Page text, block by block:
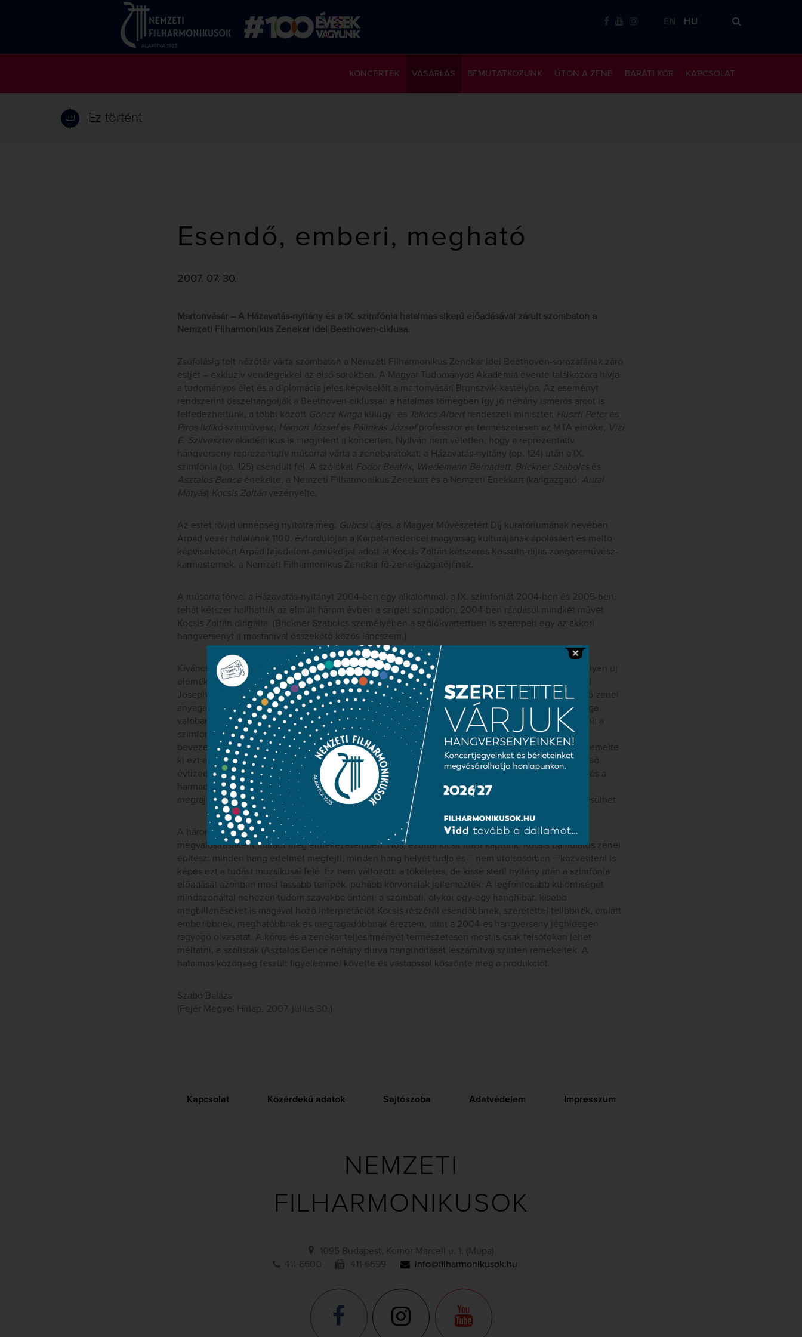
EN HU
KAPCSOLAT
BARÁTI KÖR
ÚTON A ZENE
KONCERTEK VÁSÁRLÁS BEMUTATKOZUNK
Ez történt
Esendő, emberi, megható
2007. 07. 30.
Martonvásár – A Házavatás-nyitány és a IX. szimfónia hatalmas sikerű előadásával zárult szombaton a
Nemzeti Filharmonikus Zenekar idei Beethoven-ciklusa.
Zsúfolásig telt nézőtér várta szombaton a Nemzeti Filharmonikus Zenekar idei Beethoven-sorozatának záró
estjét – exkluzív vendégekkel az első sorokban. A Magyar Tudományos Akadémia évente találkozóra hívja
a tudományos élet és a diplomácia jeles képviselőit a martonvásári Brunszvik-kastélyba. Az eseményt
rendszerint összehangolják a Beethoven-ciklussal: a hatalmas tömegben így jó néhány ismerős arcot is
felfedezhettünk, a többi között Göncz Kinga külügy- és Takács Albert rendészeti miniszter, Huszti Péter és
Piros Ildikó színművész, Hámori József és Pálinkás József professzor és természetesen az MTA elnöke,
Vizi
E. Szilveszter akadémikus is megjelent a koncerten. Nyilván nem véletlen, hogy a reprezentatív
hangverseny reprezentatív műsorral várta a zenebarátokat: a Házavatás-nyitány (op. 124) után a IX.
szimfónia (op. 125) csendült fel. A szólókat Fodor Beatrix, Wiedemann Bernadett, Brickner Szabolcs és
Asztalos Bence énekelte, a Nemzeti Filharmonikus Zenekart és a Nemzeti Énekkart (karigazgató:
Antal
Mátyás) Kocsis Zoltán vezényelte.
Az estet rövid ünnepség nyitotta meg: Gubcsi Lajos a Magyar Művészetért Díj kuratóriumának nevében
Árpád vezér halálának 1100. évfordulóján a Kárpát-medencei magyarság kultúrájának ápolásáért és méltó
képviseletéért Árpád fejedelem-emlékdíjat adott át Kocsis Zoltán kétszeres Kossuth-díjas zongoraművész-
karmesternek, a Nemzeti Filharmonikus Zenekar fő-zeneigazgatójának.
A műsorra térve: a Házavatás-nyitányt 2004-ben egy alkalommal, a IX. szimfóniát 2004-ben és 2005-ben,
tehát kétszer hallhattuk az elmúlt három évben a szigeti színpadon, 2004-ben ráadásul mindkét művet
Kocsis Zoltán dirigálta. (Brickner Szabolcs személyében a szólókvartettben is szerepelt egy az akkori
hangversenyt a mostanival összekötő közös láncszem.)
Kíváncsian vártam, mennyit változott a karmester koncepciója a három évvel ezelőttihez képest, milyen új
elemek tűntek fel az idővel nyilván változó előadásban. A Házavatás-nyitány, mely 1822-ben a bécsi
Josephstadter Theater újbóli megnyitására készült, a szakirodalom elsősorban Handel stílusára utaló zenei
anyaga miatt tartja számon – az ünnepélyes hangvételű bevezetés után felhangzó briliáns kettősfúga
valóban méltó tisztelgés a nagy előd előtt. Valódi szerkesztői bravúr volt a IX. szimfónia elé helyezni: a
szimfónia ősbemutatóján, 1824. május 7-én is ez a nyitány vezette fel a műsort, most is elsőrangú
bevezetésként szolgált a szimfóniák szimfóniájához. Az 1824-ben elkészült IX. szimfónia joggal érdemelte
ki ezt a nevet: hatalmas méreteivel és rendkívüli koncepciójával szirtként magasodik a 19. század első
évtizedeinek zenéje fölé. Az első tétel küzdelmes születés-zenéjétől a második táncos lendületén és a
harmadik áhítatán át a mindezeket az intonációkat összefoglaló Örömódáig feszülő dramaturgiai ív
megrajzolása bízvást az egyik legnagyobb feladat, amivel karmester, zenekar és kórus csak szembesülhet.
A három évvel ezelőtti koncert e rendkívüli koncepció szikrázóan tökéletes, gyémántkemény
megvalósításaként maradt meg emlékezetemben. Nos, ezúttal kicsit mást kaptunk. Kocsis bámulatos zenei
építész: minden hang értelmét megfejti, minden hang helyét tudja és – nem utolsósorban – közvetíteni is
képes ezt a tudást muzsikusai felé. Ez nem változott: a tökéletes, de kissé steril nyitány után a szimfónia
előadását azonban most lassabb tempók, puhább körvonalak jellemezték. A legfontosabb különbséget
mindazonáltal nehezen tudom szavakba önteni: a szombati, olykor egy-egy hanghibát, kisebb
megbillenéseket is magával hozó interpretációt Kocsis részéről esendőbbnek, szeretettel telibbnek, emiatt
emberibbnek, meghatóbbnak és megragadóbbnak éreztem, mint a 2004-es hangverseny jéghidegen
ragyogó olvasatát. A kórus és a zenekar teljesítményét természetesen most is csak felsőfokon lehet
méltatni, a szólisták (Asztalos Bence néhány durva hangindítását leszámítva) szintén remekeltek. A
hatalmas közönség feszült figyelemmel követte és vastapssal köszönte meg a produkciót.
Szabó Balázs
(Fejér Megyei Hírlap, 2007. július 30.)
Kapcsolat Közérdekű adatok Sajtószoba Adatvédelem Impresszum
NEMZETI
FILHARMONIKUSOK
1095 Budapest, Komor Marcell u. 1. (Müpa)
411-6600
411-6699 info@filharmonikusok.hu